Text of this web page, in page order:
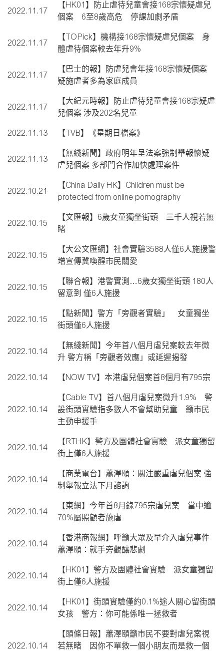
2022.11.17
【HK01】防止虐待兒童會接168宗懷疑虐兒
個案 6至8歲高危 停課加劇矛盾
2022.11.17
【TOPick】機構接168宗懷疑虐兒個案 身
體虐待個案較去年升9%
2022.11.17
【巴士的報】防虐兒會年接168宗懷疑個案
疑施虐者多為家庭成員
2022.11.17
【大紀元時報】防止虐待兒童會接168宗疑虐
兒個案 涉及202名兒童
2022.11.13 【TVB】《星期日檔案》
2022.11.13
【無綫新聞】政府明年呈法案強制舉報懷疑
虐兒個案 多部門合作加快處理案件
2022.10.21
【China Daily HK】Children must be
protected from online pornography
2022.10.15
【文匯報】6歲女童獨坐街頭 三千人視若無
睹
2022.10.15
【大公文匯網】社會實驗3588人僅6人施援警
增宣傳冀喚醒市民關愛
2022.10.15
【聯合報】港警實測…6歲女獨坐街頭 180人
留意到 僅6人施援
2022.10.15
【點新聞】警方「旁觀者實驗」 女童獨坐
街頭僅6人施援
2022.10.14
【無綫新聞】今年首八個月虐兒案較去年微
升 警方稱「旁觀者效應」或延遲揭發
2022.10.14 【NOW TV】本港虐兒個案首8個月有795宗
2022.10.14
【Cable TV】首八個月虐兒案微升1.9% 警
設街頭實驗指多數人不會幫助兒童 籲市民
主動申援手
2022.10.14
【RTHK】警方及團體社會實驗 派女童獨留
街上僅6人施援
2022.10.14
【商業電台】蕭澤頤：關注嚴重虐兒個案 強
制舉報立法下月諮詢
2022.10.14
【東網】今年首8月錄795宗虐兒案 當中逾
70%屬照顧者施虐
2022.10.14
【香港商報網】呼籲大眾及早介入虐兒事件
蕭澤頤：就手旁觀釀悲劇
2022.10.14
【HK01】警方及團體社會實驗 派女童獨留
街上僅6人施援
2022.10.14
【HK01】街頭實驗僅約0.1%途人關心留街頭
女孩 警方：你可能係唯一拯救者
2022.10.14
【頭條日報】蕭澤頤籲市民不要對虐兒案視
若無睹 因你不單救一個小朋友而是救一個